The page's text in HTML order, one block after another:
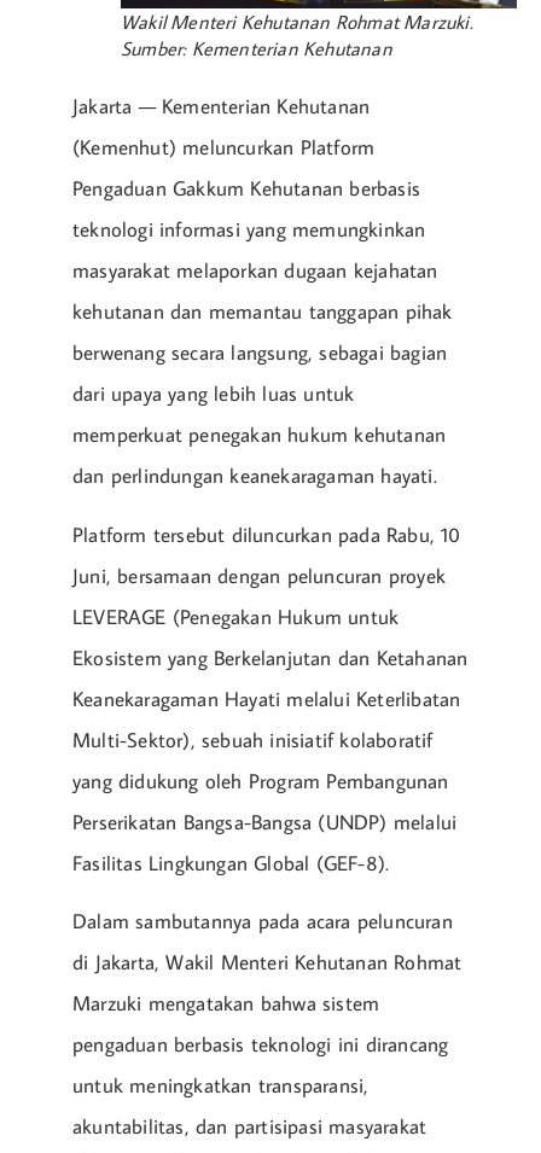
Wakil Menteri Kehutanan Rohmat Marzuki.
Sumber: Kementerian Kehutanan
Jakarta — Kementerian Kehutanan
(Kemenhut) meluncurkan Platform
Pengaduan Gakkum Kehutanan berbasis
teknologi informasi yang memungkinkan
masyarakat melaporkan dugaan kejahatan
kehutanan dan memantau tanggapan pihak
berwenang secara langsung, sebagai bagian
dari upaya yang lebih luas untuk
memperkuat penegakan hukum kehutanan
dan perlindungan keanekaragaman hayati.
Platform tersebut diluncurkan pada Rabu, 10
Juni, bersamaan dengan peluncuran proyek
LEVERAGE (Penegakan Hukum untuk
Ekosistem yang Berkelanjutan dan Ketahanan
Keanekaragaman Hayati melalui Keterlibatan
Multi-Sektor), sebuah inisiatif kolaboratif
yang didukung oleh Program Pembangunan
Perserikatan Bangsa-Bangsa (UNDP) melalui
Fasilitas Lingkungan Global (GEF-8).
Dalam sambutannya pada acara peluncuran
di Jakarta, Wakil Menteri Kehutanan Rohmat
Marzuki mengatakan bahwa sistem
pengaduan berbasis teknologi ini dirancang
untuk meningkatkan transparansi,
akuntabilitas, dan partisipasi masyarakat